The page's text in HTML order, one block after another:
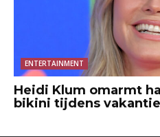
ENTERTAINMENT
Heidi Klum omarmt
bikini tijdens